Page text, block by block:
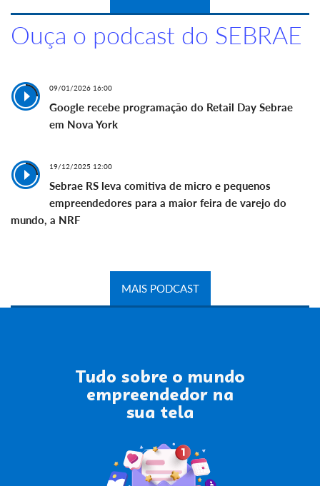
Ouça o podcast do SEBRAE
09/01/2026 16:00
Google recebe programação do Retail Day Sebrae
em Nova York
19/12/2025 12:00
Sebrae RS leva comitiva de micro e pequenos
empreendedores para a maior feira de varejo do
mundo, a NRF
MAIS PODCAST